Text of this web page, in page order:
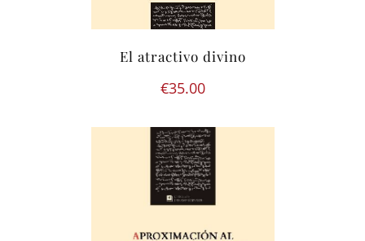
El atractivo divino
€35.00